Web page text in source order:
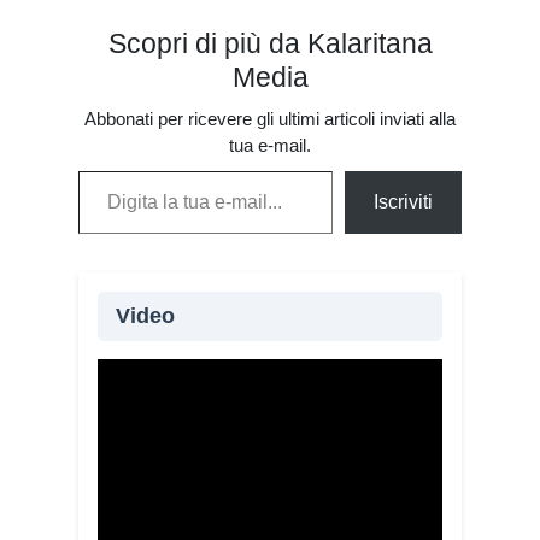
Scopri di più da Kalaritana
Media
Abbonati per ricevere gli ultimi articoli inviati alla
tua e-mail.
Digita la tua e-mail...
Iscriviti
Video